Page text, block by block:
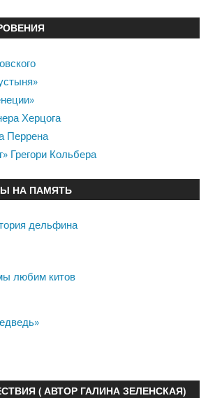
Херцога
Перрена
Грегори Кольбера
НА ПАМЯТЬ
дельфина
любим китов
( АВТОР ГАЛИНА ЗЕЛЕНСКАЯ)